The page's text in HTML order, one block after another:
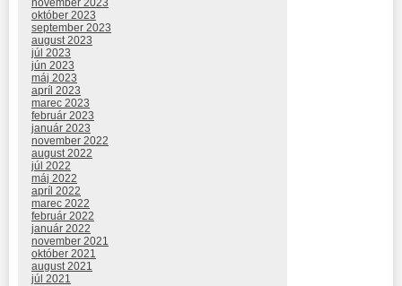
november 2023
október 2023
september 2023
august 2023
júl 2023
jún 2023
máj 2023
apríl 2023
marec 2023
február 2023
január 2023
november 2022
august 2022
júl 2022
máj 2022
apríl 2022
marec 2022
február 2022
január 2022
november 2021
október 2021
august 2021
júl 2021